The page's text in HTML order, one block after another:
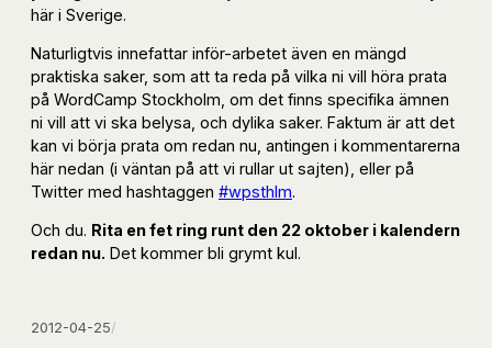
här i Sverige.
Naturligtvis innefattar inför-arbetet även en mängd
praktiska saker, som att ta reda på vilka ni vill höra prata
på WordCamp Stockholm, om det finns specifika ämnen
ni vill att vi ska belysa, och dylika saker. Faktum är att det
kan vi börja prata om redan nu, antingen i kommentarerna
här nedan (i väntan på att vi rullar ut sajten), eller på
Twitter med hashtaggen #wpsthlm.
Och du. Rita en fet ring runt den 22 oktober i kalendern
redan nu. Det kommer bli grymt kul.
2012-04-25/